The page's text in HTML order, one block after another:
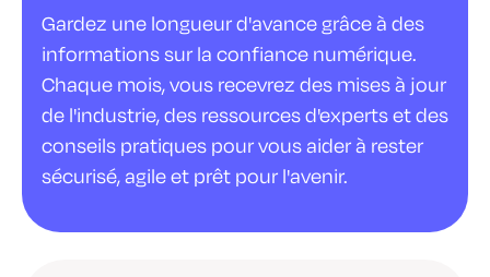
Gardez une longueur d'avance grâce à des
informations sur la confiance numérique.
Chaque mois, vous recevrez des mises à jour
de l'industrie, des ressources d'experts et des
conseils pratiques pour vous aider à rester
sécurisé, agile et prêt pour l'avenir.